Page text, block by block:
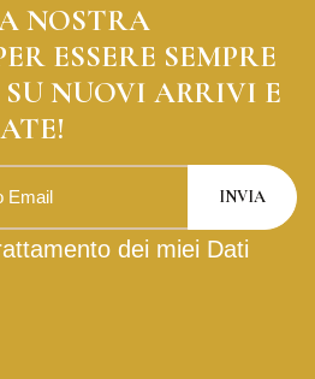
NOSTRA
ESSERE SEMPRE
NUOVI ARRIVI E
dei miei Dati